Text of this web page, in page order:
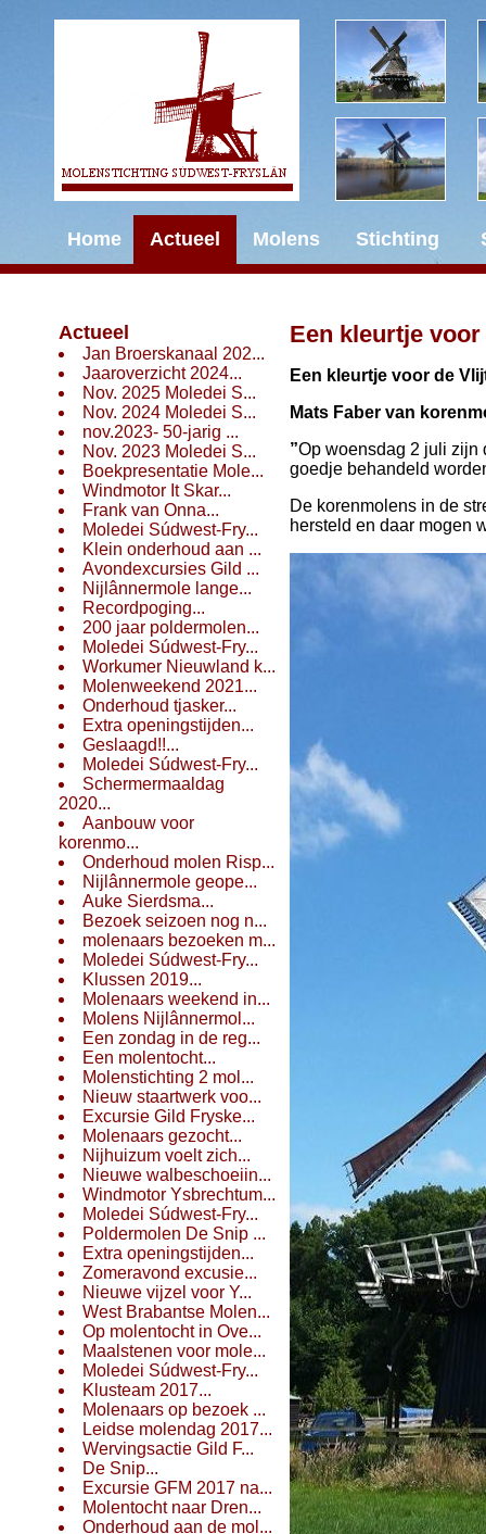
Home Actueel Molens Stichting
Actueel
Jan Broerskanaal 202...
Jaaroverzicht 2024...
Nov. 2025 Moledei S...
Nov. 2024 Moledei S...
nov.2023- 50-jarig ...
Nov. 2023 Moledei S...
Boekpresentatie Mole...
Windmotor It Skar...
Frank van Onna...
Moledei Súdwest-Fry...
Klein onderhoud aan ...
Avondexcursies Gild ...
Nijlânnermole lange...
Recordpoging...
200 jaar poldermolen...
Moledei Súdwest-Fry...
Workumer Nieuwland k...
Molenweekend 2021...
Onderhoud tjasker...
Extra openingstijden...
Geslaagd!!...
Moledei Súdwest-Fry...
Schermermaaldag
2020...
Aanbouw voor
korenmo...
Onderhoud molen Risp...
Nijlânnermole geope...
Auke Sierdsma...
Bezoek seizoen nog n...
molenaars bezoeken m...
Moledei Súdwest-Fry...
Klussen 2019...
Molenaars weekend in...
Molens Nijlânnermol...
Een zondag in de reg...
Een molentocht...
Molenstichting 2 mol...
Nieuw staartwerk voo...
Excursie Gild Fryske...
Molenaars gezocht...
Nijhuizum voelt zich...
Nieuwe walbeschoeiin...
Windmotor Ysbrechtum...
Moledei Súdwest-Fry...
Poldermolen De Snip ...
Extra openingstijden...
Zomeravond excusie...
Nieuwe vijzel voor Y...
West Brabantse Molen...
Op molentocht in Ove...
Maalstenen voor mole...
Moledei Súdwest-Fry...
Klusteam 2017...
Molenaars op bezoek ...
Leidse molendag 2017...
Wervingsactie Gild F...
De Snip...
Excursie GFM 2017 na...
Molentocht naar Dren...
Onderhoud aan de mol...
Een kleurtje
Een kleurtje voor de
Mats Faber van
”Op woensdag 2 juli zijn
goedje behandeld
De korenmolens in de
hersteld en daar mogen